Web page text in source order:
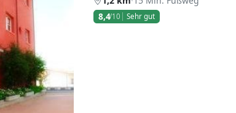
8,4/10 Sehr gut